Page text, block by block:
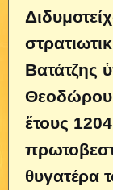
Βατάτζης
Θεοδώρου
ἔτους
θυγατέρα